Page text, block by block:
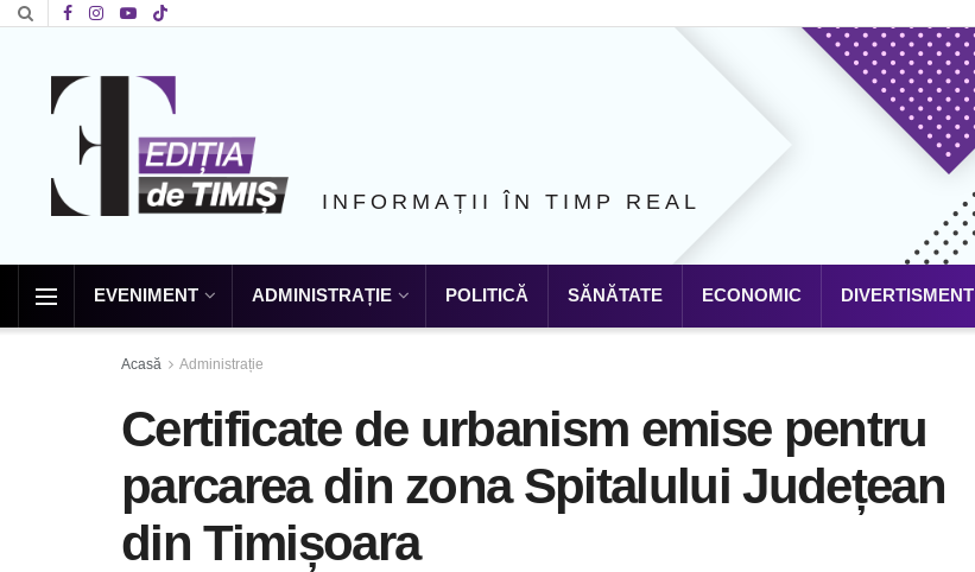
INFORMAȚII ÎN TIMP REAL
EVENIMENT ADMINISTRAȚIE POLITICĂ SĂNĂTATE ECONOMIC DIVERTISMENT
Acasă Administrație
Certificate de urbanism emise pentru
parcarea din zona Spitalului Județean
din Timișoara